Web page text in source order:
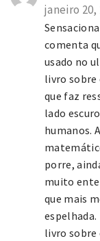
janeiro 20,
comenta
usado no
livro sobre
que faz
lado
humanos.
porre,
muito
que mais
espelhada.
livro sobre